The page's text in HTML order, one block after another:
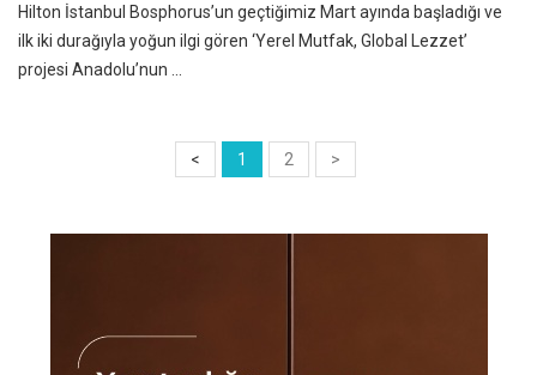
Hilton İstanbul Bosphorus’un geçtiğimiz Mart ayında başladığı ve
ilk iki durağıyla yoğun ilgi gören ‘Yerel Mutfak, Global Lezzet’
projesi Anadolu’nun ...
< 1 2 >